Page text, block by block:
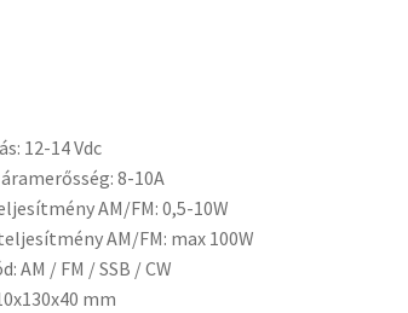
12-14 Vdc
8-10A
AM/FM: 0,5-10W
AM/FM: max 100W
AM / FM / SSB / CW
mm